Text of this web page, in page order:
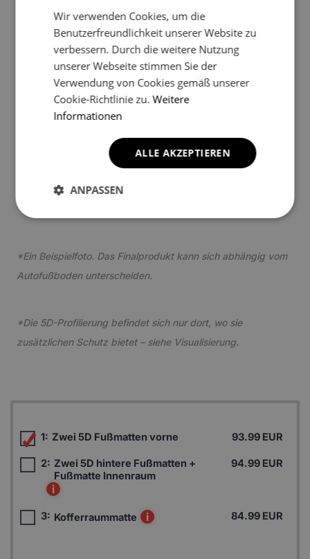
2
*Ein Beispielfoto. Das Finalprodukt kann sich abhängig vom
Autofußboden unterscheiden.
*Die 5D-Profilierung befindet sich nur dort, wo sie
zusätzlichen Schutz bietet – siehe Visualisierung.
1: Zwei 5D Fußmatten vorne 93.99 EUR
2: Zwei 5D hintere Fußmatten +
Fußmatte Innenraum
i
94.99 EUR
3: Kofferraummatte i 84.99 EUR
Wir verwenden Cookies, um die
Benutzerfreundlichkeit unserer Website zu
verbessern. Durch die weitere Nutzung
unserer Webseite stimmen Sie der
Verwendung von Cookies gemäß unserer
Cookie-Richtlinie zu.Weitere
Informationen
ALLE AKZEPTIEREN
ANPASSEN